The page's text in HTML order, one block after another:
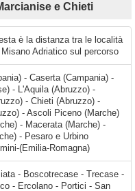
e Chieti
è la distanza tra le località
Adriatico sul percorso
- Caserta (Campania) -
- L'Aquila (Abruzzo) -
- Chieti (Abruzzo) -
- Ascoli Piceno (Marche)
- Macerata (Marche) -
- Pesaro e Urbino
(Emilia-Romagna)
- Afragola - Cardito - Acerra - Caivano - Maddaloni - Marcianise - Caserta - Casagiove - Casapulla - San Prisco - Santa Maria Capua Vetere - Sant'Angelo In Formis - Capua - Vitulazio - Camigliano - Pastorano - Sparanise - Santa Lucia - Montano - Marzanello - Guardiole - Vairano Patenora - Presenzano - Selvotta - Sesto Campano - Campopino